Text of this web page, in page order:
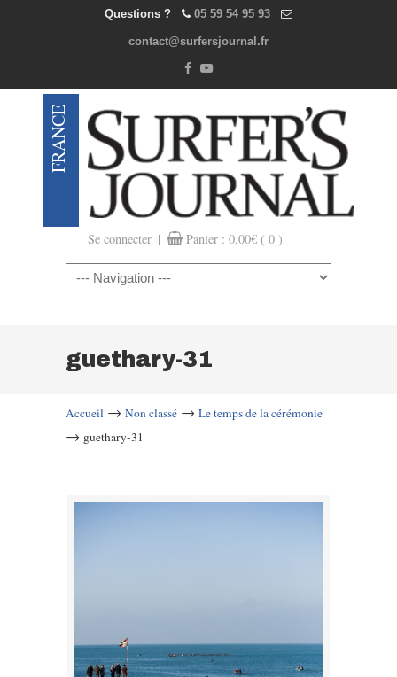
Questions ? 05 59 54 95 93
contact@surfersjournal.fr
Se connecter | Panier : 0,00€ ( 0 )
Navigation
guethary-31
Accueil → Non classé → Le temps de la cérémonie
→ guethary-31